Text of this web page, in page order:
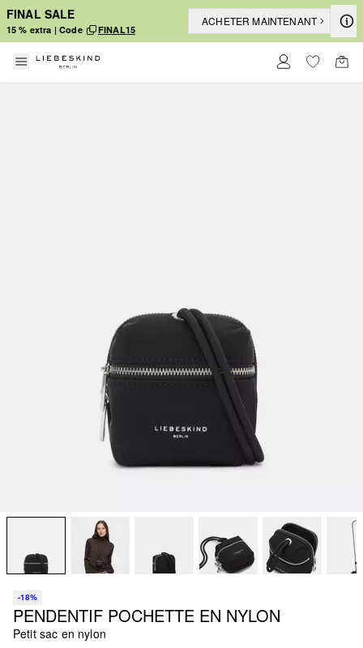
FINAL SALE
15 % extra | Code FINAL15
ACHETER MAINTENANT
-18%
PENDENTIF POCHETTE EN NYLON
Petit sac en nylon